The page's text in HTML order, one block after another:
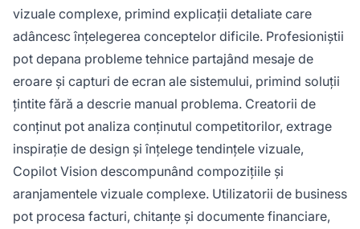
vizuale complexe, primind explicații detaliate care
adâncesc înțelegerea conceptelor dificile. Profesioniștii
pot depana probleme tehnice partajând mesaje de
eroare și capturi de ecran ale sistemului, primind soluții
țintite fără a descrie manual problema. Creatorii de
conținut pot analiza conținutul competitorilor, extrage
inspirație de design și înțelege tendințele vizuale,
Copilot Vision descompunând compozițiile și
aranjamentele vizuale complexe. Utilizatorii de business
pot procesa facturi, chitanțe și documente financiare,